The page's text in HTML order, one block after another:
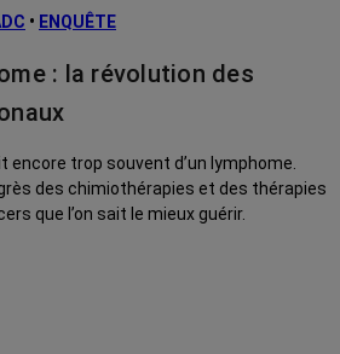
• ENQUÊTE
: la révolution des
encore trop souvent d’un lymphome.
des chimiothérapies et des thérapies
que l’on sait le mieux guérir.